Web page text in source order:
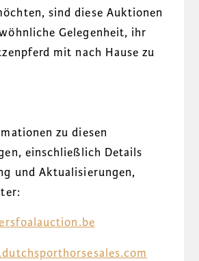
sind diese Auktionen
Gelegenheit, ihr
mit nach Hause zu
zu diesen
einschließlich Details
und Aktualisierungen,